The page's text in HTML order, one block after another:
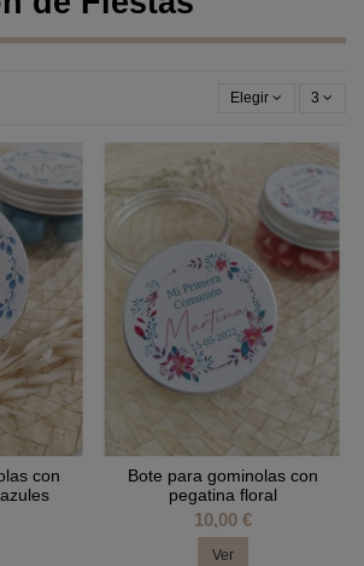
Elegir 3
con
Bote para gominolas con
pegatina floral
10,00 €
Ver